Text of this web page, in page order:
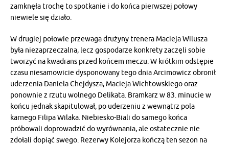
zamknęła trochę to spotkanie i do końca pierwszej połowy
niewiele się działo.
W drugiej połowie przewaga drużyny trenera Macieja Wilusza
była niezaprzeczalna, lecz gospodarze konkrety zaczęli sobie
tworzyć na kwadrans przed końcem meczu. W krótkim odstępie
czasu niesamowicie dysponowany tego dnia Arcimowicz obronił
uderzenia Daniela Chejdysza, Macieja Wichtowskiego oraz
ponownie z rzutu wolnego Delikata. Bramkarz w 83. minucie w
końcu jednak skapitulował, po uderzeniu z wewnątrz pola
karnego Filipa Wilaka. Niebiesko-Biali do samego końca
próbowali doprowadzić do wyrównania, ale ostatecznie nie
zdołali dopiąć swego. Rezerwy Kolejorza kończą ten sezon na